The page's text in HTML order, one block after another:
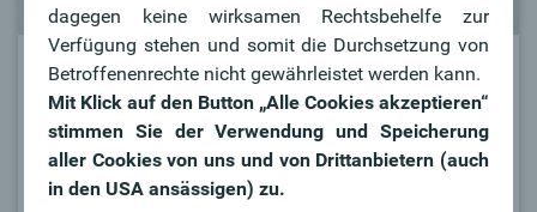
Währungssicherung
Sie möchten Ihr Währungsrisiko minimieren und
Ertragschancen in diesen Bereichen bestmöglich
wahrnehmen? Verschaffen Sie sich einen Überblick
dagegen keine wirksamen Rechtsbehelfe zur
Verfügung stehen und somit die Durchsetzung von
Betroffenenrechte nicht gewährleistet werden kann.
Mit Klick auf den Button „Alle Cookies akzeptieren“
stimmen Sie der Verwendung und Speicherung
aller Cookies von uns und von Drittanbietern (auch
in den USA ansässigen) zu.